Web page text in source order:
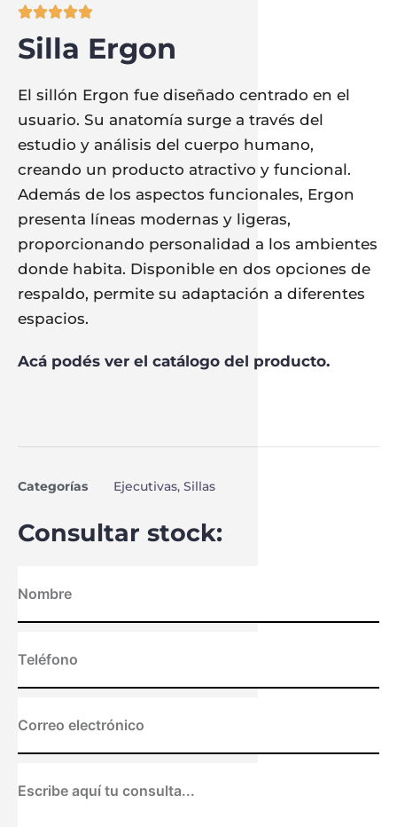

Silla Ergon
El sillón Ergon fue diseñado centrado en el
usuario. Su anatomía surge a través del
estudio y análisis del cuerpo humano,
creando un producto atractivo y funcional.
Además de los aspectos funcionales, Ergon
presenta líneas modernas y ligeras,
proporcionando personalidad a los ambientes
donde habita. Disponible en dos opciones de
respaldo, permite su adaptación a diferentes
espacios.
Acá podés ver el catálogo del producto.
Categorías Ejecutivas, Sillas
Consultar stock: